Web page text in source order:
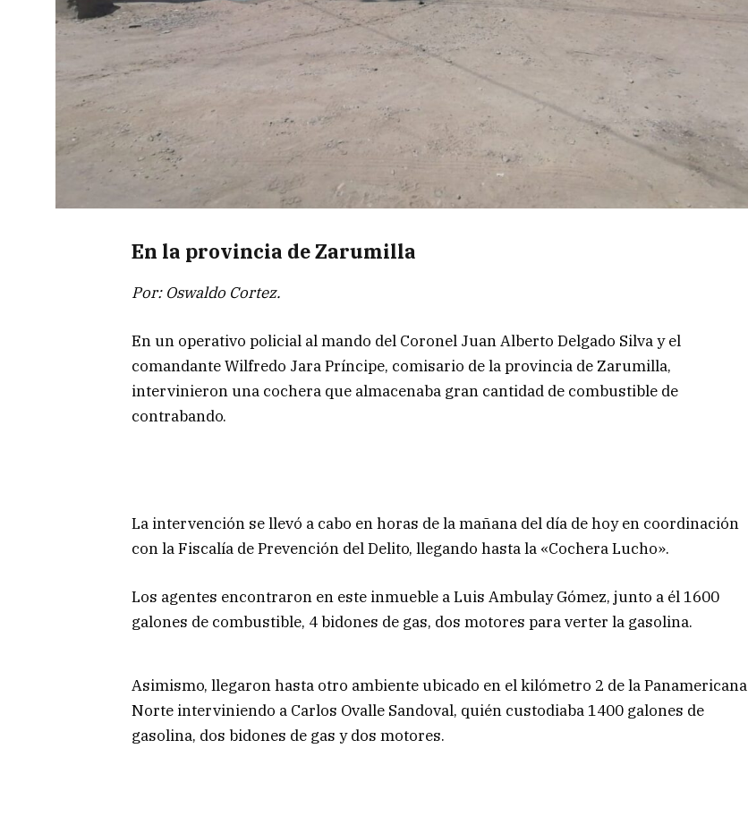
En la provincia de Zarumilla
Por: Oswaldo Cortez.
En un operativo policial al mando del Coronel Juan Alberto Delgado Silva y el
comandante Wilfredo Jara Príncipe, comisario de la provincia de Zarumilla,
intervinieron una cochera que almacenaba gran cantidad de combustible de
contrabando.
La intervención se llevó a cabo en horas de la mañana del día de hoy en coordinación
con la Fiscalía de Prevención del Delito, llegando hasta la «Cochera Lucho».
Los agentes encontraron en este inmueble a Luis Ambulay Gómez, junto a él 1600
galones de combustible, 4 bidones de gas, dos motores para verter la gasolina.
Asimismo, llegaron hasta otro ambiente ubicado en el kilómetro 2 de la Panamericana
Norte interviniendo a Carlos Ovalle Sandoval, quién custodiaba 1400 galones de
gasolina, dos bidones de gas y dos motores.